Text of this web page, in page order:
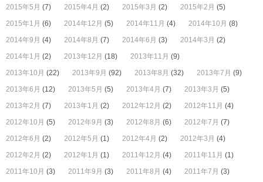
2015年5月 (7) 2015年4月 (2) 2015年3月 (2) 2015年2月 (5)
2015年1月 (6) 2014年12月 (5) 2014年11月 (4) 2014年10月 (8)
2014年9月 (4) 2014年8月 (7) 2014年6月 (3) 2014年3月 (2)
2014年1月 (2) 2013年12月 (18) 2013年11月 (9)
2013年10月 (22) 2013年9月 (92) 2013年8月 (32) 2013年7月 (9)
2013年6月 (12) 2013年5月 (5) 2013年4月 (7) 2013年3月 (5)
2013年2月 (7) 2013年1月 (2) 2012年12月 (2) 2012年11月 (4)
2012年10月 (5) 2012年9月 (3) 2012年8月 (6) 2012年7月 (7)
2012年6月 (2) 2012年5月 (1) 2012年4月 (2) 2012年3月 (4)
2012年2月 (2) 2012年1月 (1) 2011年12月 (4) 2011年11月 (1)
2011年10月 (3) 2011年9月 (3) 2011年8月 (4) 2011年7月 (3)